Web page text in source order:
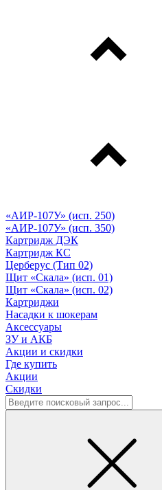
«АИР-107У» (исп. 250)
«АИР-107У» (исп. 350)
Картридж ДЭК
Картридж КС
Церберус (Тип 02)
Щит «Скала» (исп. 01)
Щит «Скала» (исп. 02)
Картриджи
Насадки к шокерам
Аксессуары
ЗУ и АКБ
Акции и скидки
Где купить
Акции
Скидки